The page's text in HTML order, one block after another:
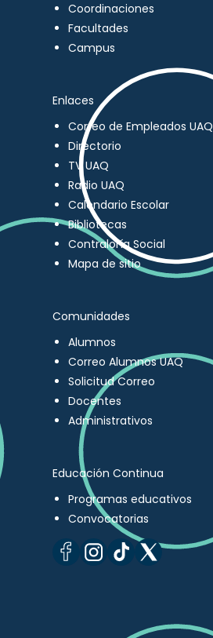
Coordinaciones
Facultades
Campus
Enlaces
Correo de Empleados UAQ
Directorio
TV UAQ
Radio UAQ
Calendario Escolar
Bibliotecas
Contraloría Social
Mapa de sitio
Comunidades
Alumnos
Correo Alumnos UAQ
Solicitud Correo
Docentes
Administrativos
Educación Continua
Programas educativos
Convocatorias